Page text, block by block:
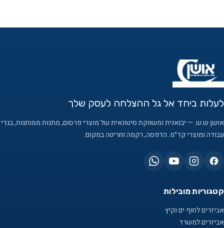
לעלות ביחד אל גל ההצלחה לעסק שלך
אושן ש.ש. — יבואנית ומשווקת סיטונאית של מוצרי פרסום, מתנות ממותגות, בגדי
עבודה ומוצרי קד״מ. הדפסה, רקמה וחריטה במקום.
קטגוריות מובילות
אביזרים לחוף ים וקיץ
אביזרים למשרד